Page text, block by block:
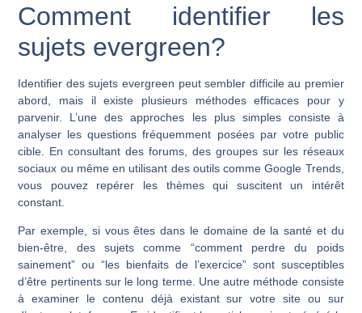
Comment identifier les
sujets evergreen?
Identifier des sujets evergreen peut sembler difficile au premier
abord, mais il existe plusieurs méthodes efficaces pour y
parvenir. L’une des approches les plus simples consiste à
analyser les questions fréquemment posées par votre public
cible. En consultant des forums, des groupes sur les réseaux
sociaux ou même en utilisant des outils comme Google Trends,
vous pouvez repérer les thèmes qui suscitent un intérêt
constant.
Par exemple, si vous êtes dans le domaine de la santé et du
bien-être, des sujets comme “comment perdre du poids
sainement” ou “les bienfaits de l’exercice” sont susceptibles
d’être pertinents sur le long terme. Une autre méthode consiste
à examiner le contenu déjà existant sur votre site ou sur